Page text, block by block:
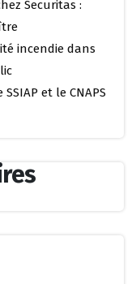
Securitas :
incendie dans
et le CNAPS